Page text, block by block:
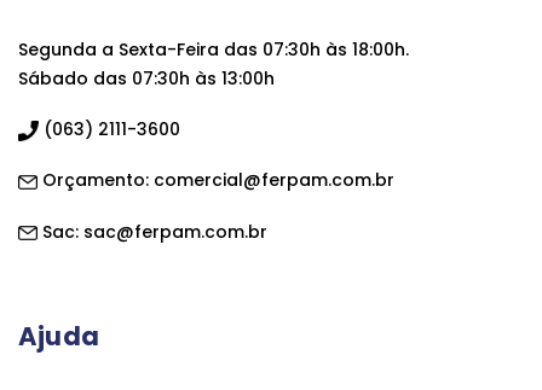
Segunda a Sexta-Feira das 07:30h às 18:00h.
Sábado das 07:30h às 13:00h
(063) 2111-3600
Orçamento: comercial@ferpam.com.br
Sac: sac@ferpam.com.br
Ajuda